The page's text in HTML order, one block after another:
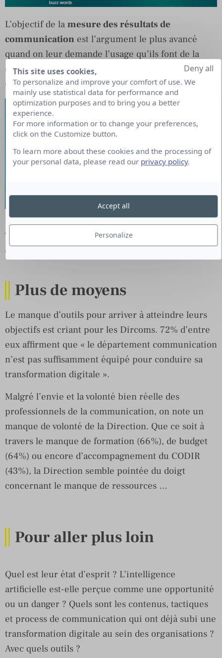
L’objectif de la mesure des résultats de
communication est l’argument le plus avancé
quand on leur demande l’usage qu’ils font de la
data. Il arrive devant la personnalisation des
contenus ou le ciblage des audiences.
Téléchargez le Livre Blanc : La transformation
digitale vue par les communicants.
Plus de moyens
Le manque d’outils pour arriver à atteindre leurs
objectifs est criant pour les Dircoms. 72% d’entre
eux affirment que « le département communication
n’est pas suffisamment équipé pour conduire sa
transformation digitale ».
Malgré l’envie et la volonté bien réelle des
professionnels de la communication, on note un
manque de volonté de la Direction. Que ce soit à
travers le manque de formation (66%), de budget
(64%) ou encore d’accompagnement du CODIR
(43%), la Direction semble pointée du doigt
concernant le manque de ressources …
Pour aller plus loin
Quel est leur état d’esprit ? L’intelligence
artificielle est-elle perçue comme une opportunité
ou un danger ? Quels sont les contenus, tactiques
et process de communication qui ont déjà subi une
transformation digitale au sein des organisations ?
Avec quels outils ?
This site uses cookies,
To personalize and improve your comfort of use. We
mainly use statistical data for performance and
optimization purposes and to bring you a better
experience.
For more information or to change your preferences,
click on the Customize button.
To learn more about these cookies and the processing of
your personal data, please read our privacy policy.
Personalize
Deny all
Accept all